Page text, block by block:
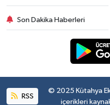
Son Dakika Haberleri
RSS
© 2025 Kütahya
içerikleri